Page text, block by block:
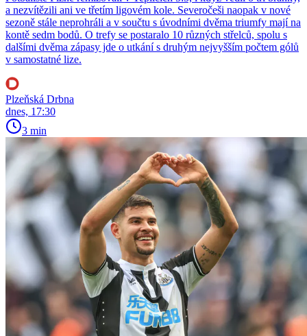
a nezvítězili ani ve třetím ligovém kole. Severočeši naopak v nové
sezoně stále neprohráli a v součtu s úvodními dvěma triumfy mají na
kontě sedm bodů. O trefy se postaralo 10 různých střelců, spolu s
dalšími dvěma zápasy jde o utkání s druhým nejvyšším počtem gólů
v samostatné lize.
Plzeňská Drbna
dnes, 17:30
3 min